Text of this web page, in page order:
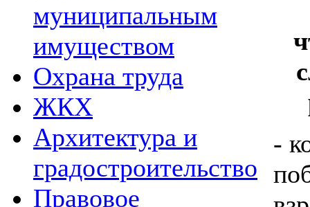
муниципальным
имуществом
Охрана труда
ЖКХ
Архитектура и
градостроительство
Правовое
-